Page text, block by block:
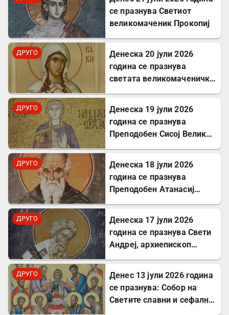
се празнува Светиот
великомаченик Прокопиј
ДРУГО
Денеска 20 јули 2026
година се празнува
светата великомаченичка
ДРУГО
Денеска 19 јули 2026
година се празнува
Преподобен Сисој Велики:
воскреснуваше мртви
ДРУГО
Денеска 18 јули 2026
година се празнува
Преподобен Атанасиј
ДРУГО
Денеска 17 јули 2026
година се празнува Свети
Андреј, архиепископ
ДРУГО
Денес 13 јули 2026 година
се празнува: Собор на
Светите славни и сефални